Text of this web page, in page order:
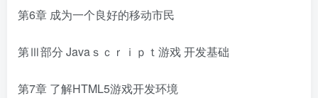
第6章 成为一个良好的移动市民
第Ⅲ部分 Javaｓｃｒｉｐｔ游戏 开发基础
第7章 了解HTML5游戏开发环境